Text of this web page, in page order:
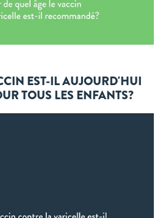
EST-IL AUJOURD'HUI
TOUS LES ENFANTS?